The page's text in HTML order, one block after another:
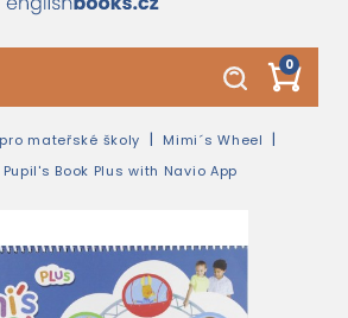
0
pro mateřské školy
Mimi´s Wheel
Book Plus with Navio App